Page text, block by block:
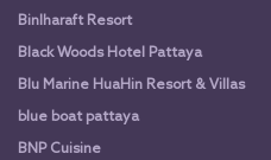
Binlharaft Resort
Black Woods Hotel Pattaya
Blu Marine HuaHin Resort & Villas
blue boat pattaya
BNP Cuisine